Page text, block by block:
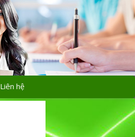
Liên hệ